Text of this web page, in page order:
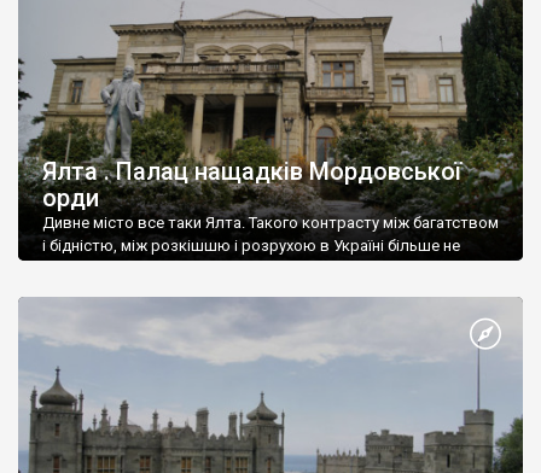
Ялта . Палац нащадків Мордовської
орди
Дивне місто все таки Ялта. Такого контрасту між багатством
і бідністю, між розкішшю і розрухою в Україні більше не